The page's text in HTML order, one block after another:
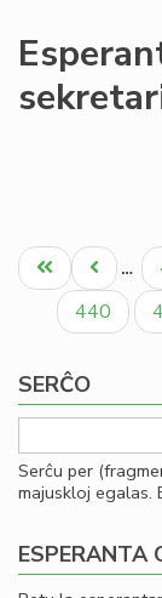
Pagination
Unua
paĝo
Antaŭa
paĝo
…
Paĝo
440
SERĈO
Serĉu per
majuskloj egalas.
ESPERANTA